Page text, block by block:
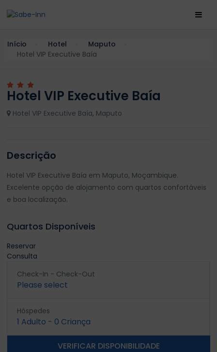
Início Hotel
Maputo
Hotel VIP Executive Baía
Hotel VIP Executive Baía
Hotel VIP Executive Baía, Maputo
Descrição
Hotel VIP Executive Baía em Maputo, Moçambique.
Excelente opção de alojamento com quartos confortáveis
e boa localização.
Quartos Disponíveis
Reservar
Consulta
Check-In - Check-Out
Please select
Hóspedes
1 Adulto - 0 Criança
VERIFICAR DISPONIBILIDADE